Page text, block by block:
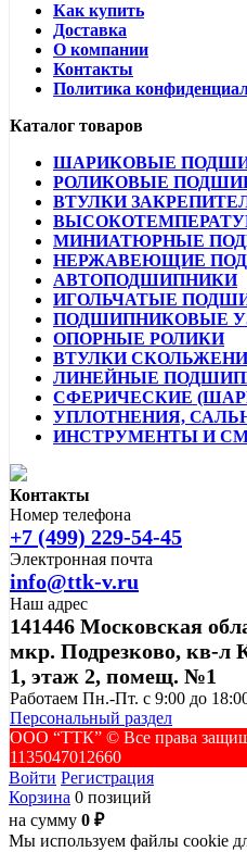
Как купить
Доставка
О компании
Контакты
Политика
Каталог товаров
ШАРИКОВЫЕ
РОЛИКОВЫЕ
ВТУЛКИ
МИНИАТЮРНЫЕ
НЕРЖАВЕЮЩИЕ
АВТОПОДШИПНИКИ
ИГОЛЬЧАТЫЕ
ПОДШИПНИКОВЫЕ
ОПОРНЫЕ РОЛИКИ
ВТУЛКИ
ЛИНЕЙНЫЕ
СФЕРИЧЕСКИЕ
УПЛОТНЕНИЯ,
ИНСТРУМЕНТЫ И
Контакты
Номер телефона
+7 (499) 229-54-45
Электронная почта
info@ttk-v.ru
Наш адрес
141446 Московская
мкр. Подрезково, кв-л
1, этаж 2, помещ. №1
Работаем Пн.-Пт. с 9:00 до
Персональный раздел
ООО “ТТК” ©️ Все права
1135047012660
Войти Регистрация
Корзина 0 позиций
на сумму 0 ₽
Мы используем файлы cookie